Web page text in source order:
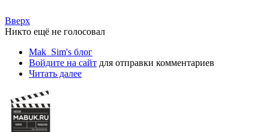
Вверх
Никто ещё не голосовал
Mak_Sim's блог
Войдите на сайт для отправки комментариев
Читать далее